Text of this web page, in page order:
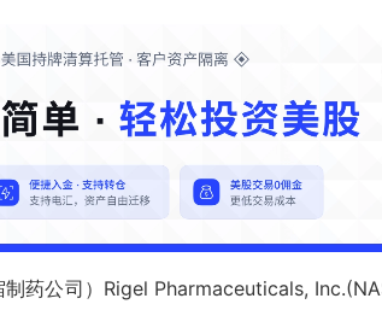
药公司）Rigel Pharmaceuticals,